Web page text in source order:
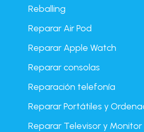
Reballing
Reparar Air Pod
Reparar Apple Watch
Reparar consolas
Reparación telefonía
Reparar Portátiles y
Reparar Televisor y Monitor